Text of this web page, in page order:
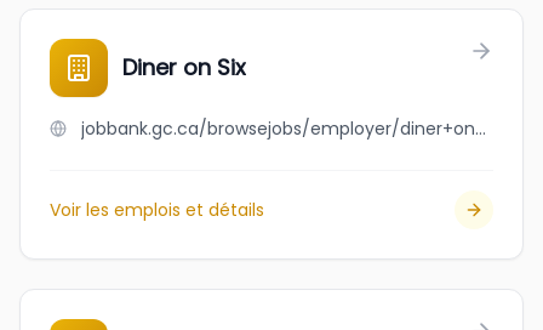
Diner on Six
jobbank.gc.ca/browsejobs/employer/diner+on+six/ca
Voir les emplois et détails